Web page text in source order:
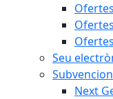
Seu
Next